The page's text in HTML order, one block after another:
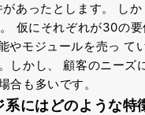
あったとします。
しか
仮にそれぞれが30の
やモジュールを売って
しかし、 顧客のニーズ
合も多いです。
系にはどのような特